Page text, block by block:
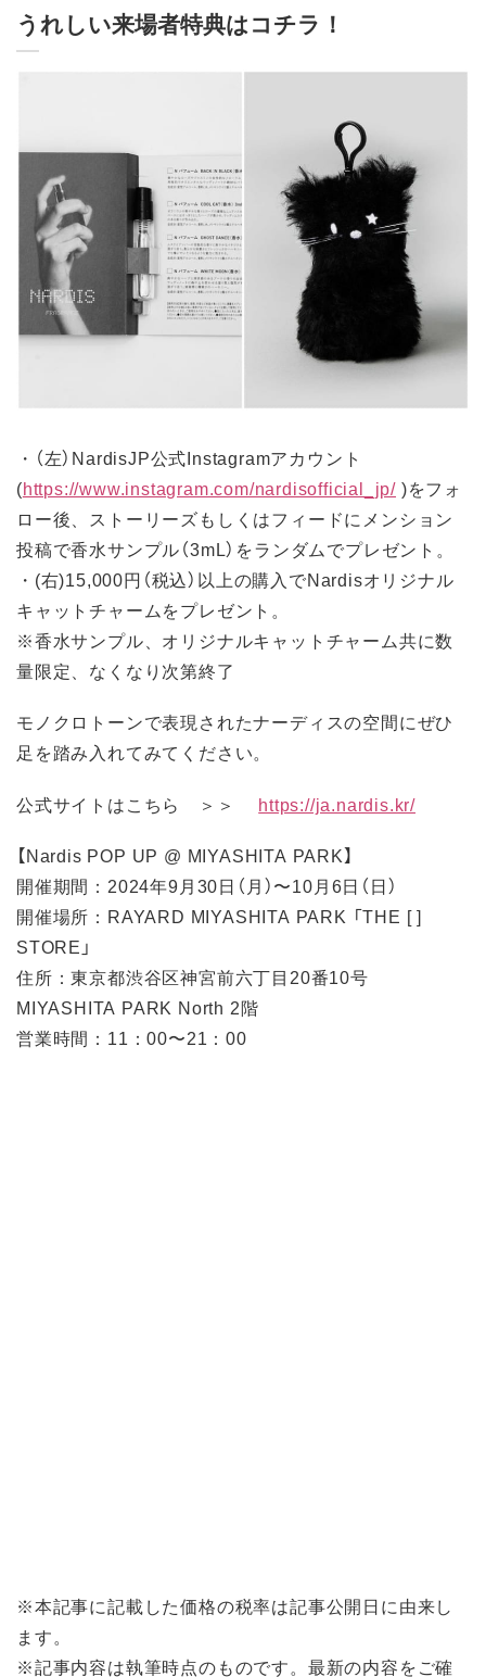
うれしい来場者特典はコチラ！
・（左）NardisJP公式Instagramアカウント
(https://www.instagram.com/nardisofficial_jp/ )をフォ
ロー後、ストーリーズもしくはフィードにメンション
投稿で香水サンプル（3mL）をランダムでプレゼント。
・(右)15,000円（税込）以上の購入でNardisオリジナル
キャットチャームをプレゼント。
※香水サンプル、オリジナルキャットチャーム共に数
量限定、なくなり次第終了
モノクロトーンで表現されたナーディスの空間にぜひ
足を踏み入れてみてください。
公式サイトはこちら ＞＞ https://ja.nardis.kr/
【Nardis POP UP @ MIYASHITA PARK】
開催期間：2024年9月30日（月）〜10月6日（日）
開催場所：RAYARD MIYASHITA PARK 「THE [ ]
STORE」
住所：東京都渋谷区神宮前六丁目20番10号
MIYASHITA PARK North 2階
営業時間：11：00〜21：00
※本記事に記載した価格の税率は記事公開日に由来し
ます。
※記事内容は執筆時点のものです。最新の内容をご確